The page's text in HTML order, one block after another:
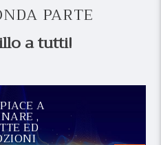
PARTE
a tutti!
A
,
ED